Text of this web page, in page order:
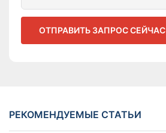
ОТПРАВИТЬ ЗАПРОС СЕЙЧАС
РЕКОМЕНДУЕМЫЕ СТАТЬИ